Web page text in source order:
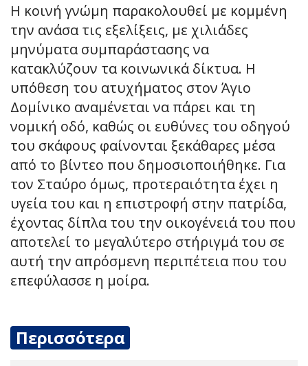
Η κοινή γνώμη παρακολουθεί με κομμένη
την ανάσα τις εξελίξεις, με χιλιάδες
μηνύματα συμπαράστασης να
κατακλύζουν τα κοινωνικά δίκτυα. Η
υπόθεση του ατυχήματος στον Άγιο
Δομίνικο αναμένεται να πάρει και τη
νομική οδό, καθώς οι ευθύνες του οδηγού
του σκάφους φαίνονται ξεκάθαρες μέσα
από το βίντεο που δημοσιοποιήθηκε. Για
τον Σταύρο όμως, προτεραιότητα έχει η
υγεία του και η επιστροφή στην πατρίδα,
έχοντας δίπλα του την οικογένειά του που
αποτελεί το μεγαλύτερο στήριγμά του σε
αυτή την απρόσμενη περιπέτεια που του
επεφύλασσε η μοίρα.
Περισσότερα